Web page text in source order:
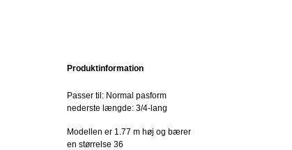
Produktinformation
Passer til: Normal pasform
nederste længde: 3/4-lang
Modellen er 1.77 m høj og bærer
en størrelse 36